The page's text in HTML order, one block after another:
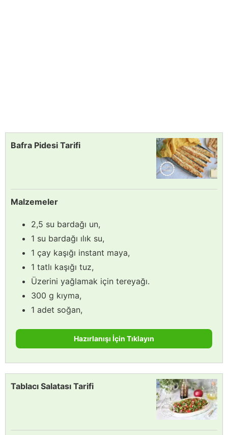
Bafra Pidesi Tarifi
Malzemeler
2,5 su bardağı un,
1 su bardağı ılık su,
1 çay kaşığı instant maya,
1 tatlı kaşığı tuz,
Üzerini yağlamak için tereyağı.
300 g kıyma,
1 adet soğan,
Hazırlanışı İçin Tıklayın
Tablacı Salatası Tarifi